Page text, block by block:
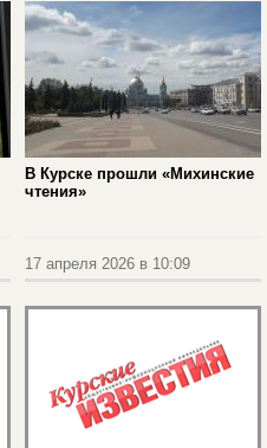
В Курске прошли «Михинские
чтения»
17 апреля 2026 в 10:09